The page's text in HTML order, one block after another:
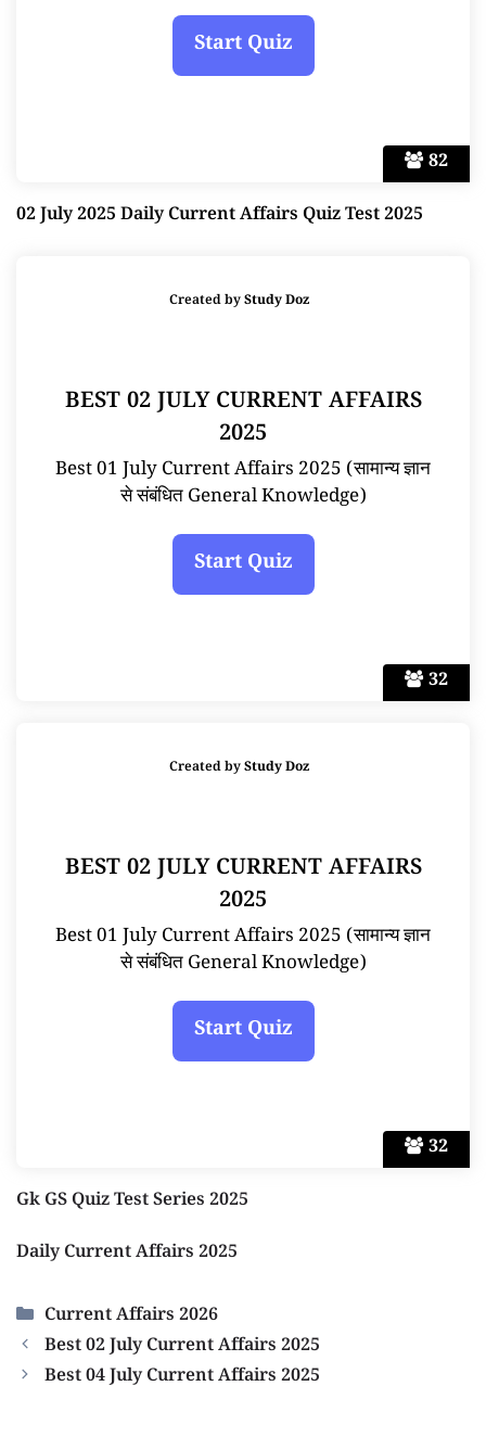
82
02 July 2025 Daily Current Affairs Quiz Test 2025
32
Created byStudy Doz
BEST 02 JULY CURRENT AFFAIRS
2025
Best 01 July Current Affairs 2025 (सामान्य ज्ञान
से संबंधित General Knowledge)
32
Created byStudy Doz
BEST 02 JULY CURRENT AFFAIRS
2025
Best 01 July Current Affairs 2025 (सामान्य ज्ञान
से संबंधित General Knowledge)
Gk GS Quiz Test Series 2025
Daily Current Affairs 2025
Categories
Current Affairs 2026
Best 02 July Current Affairs 2025
Best 04 July Current Affairs 2025